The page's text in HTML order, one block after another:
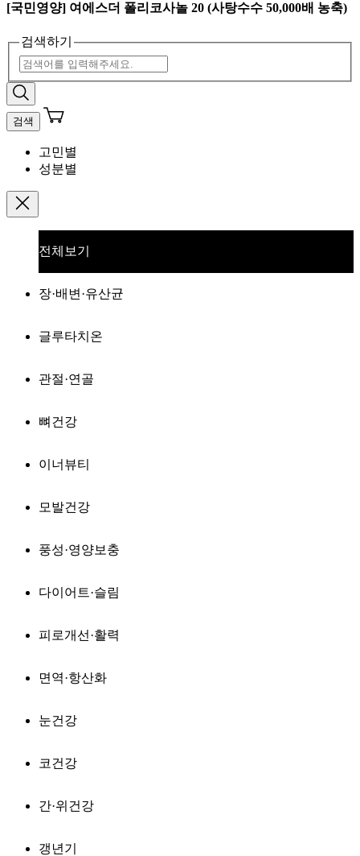
[국민영양] 여에스더 폴리코사놀 20 (사탕수수 50,000배 농축)
검색하기
검색
고민별
성분별
전체보기
장·배변·유산균
글루타치온
관절·연골
뼈건강
이너뷰티
모발건강
풍성·영양보충
다이어트·슬림
피로개선·활력
면역·항산화
눈건강
코건강
간·위건강
갱년기